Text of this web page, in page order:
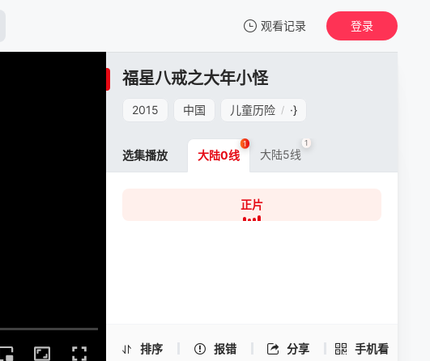
观看记录
我的观影记录
登录
福星八戒之大年小怪
2015 中国 儿童历险 / ·}
排序 报错 分享 手机看
福星八戒之大年小怪 -正片
选集播放 大陆0线
1
大陆5线
1
正片